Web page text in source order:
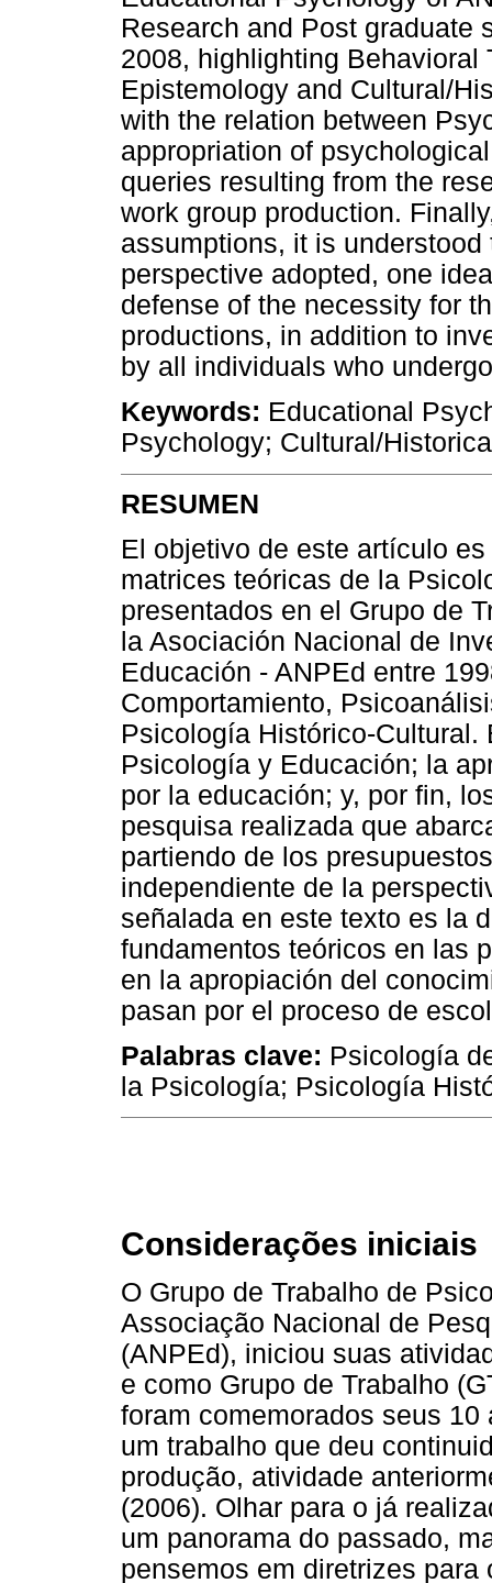
Research and Post graduate
2008, highlighting
Epistemology and Cultural/
with the relation between
appropriation of
queries resulting from the
work group production.
assumptions, it is
perspective adopted, one
defense of the necessity for
productions, in addition to
by all individuals who
Keywords: Educational
Psychology; Cultural/
RESUMEN
El objetivo de este artículo
matrices teóricas de la
presentados en el Grupo de
la Asociación Nacional de
Educación - ANPEd entre
Comportamiento,
Psicología Histórico-
Psicología y Educación; la
por la educación; y, por fin,
pesquisa realizada que
partiendo de los
independiente de la
señalada en este texto es la
fundamentos teóricos en las
en la apropiación del
pasan por el proceso de
Palabras clave: Psicología
la Psicología; Psicología
Considerações iniciais
O Grupo de Trabalho de
Associação Nacional de
(ANPEd), iniciou suas
e como Grupo de Trabalho
foram comemorados seus
um trabalho que deu
produção, atividade
(2006). Olhar para o já
um panorama do passado,
pensemos em diretrizes